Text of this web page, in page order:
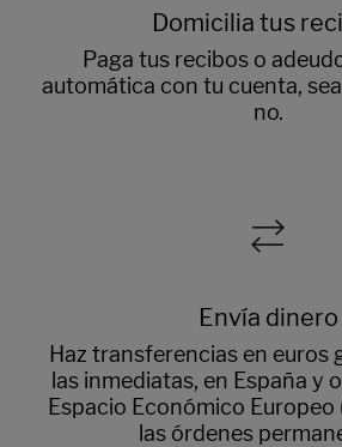
Domicilia tus
Paga tus recibos o
automática con tu cuenta,
no.
Envía dinero
Haz transferencias en euros
las inmediatas, en España y
Espacio Económico Europeo
las órdenes